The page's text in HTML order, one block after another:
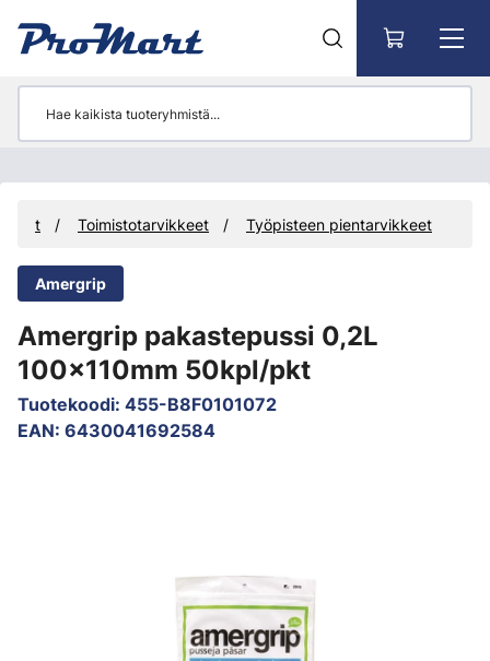
Toimistotarvikkeet Työpisteen pientarvikkeet
Amergrip
Amergrip pakastepussi 0,2L
100x110mm 50kpl/pkt
Tuotekoodi: 455-B8F0101072
EAN: 6430041692584